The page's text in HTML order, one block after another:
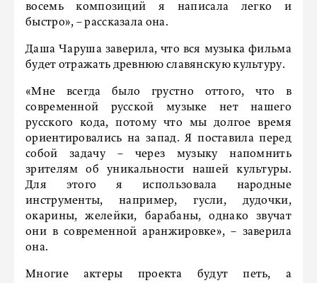
восемь композиций я написала легко и
быстро», – рассказала она.
Даша Чаруша заверила, что вся музыка фильма
будет отражать древнюю славянскую культуру.
«Мне всегда было грустно оттого, что в
современной русской музыке нет нашего
русского кода, потому что мы долгое время
ориентировались на запад. Я поставила перед
собой задачу – через музыку напомнить
зрителям об уникальности нашей культуры.
Для этого я использовала народные
инструменты, например, гусли, дудочки,
окарины, желейки, барабаны, однако звучат
они в современной аранжировке», – заверила
она.
Многие актеры проекта будут петь, а